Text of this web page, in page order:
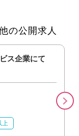
の公開求人
ス企業にて
上